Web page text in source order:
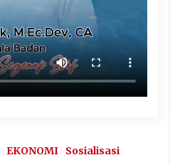
EKONOMI Sosialisasi